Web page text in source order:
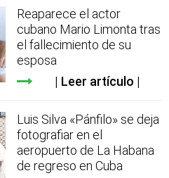
Reaparece el actor
cubano Mario Limonta tras
el fallecimiento de su
esposa
Leer artículo
Luis Silva «Pánfilo» se deja
fotografiar en el
aeropuerto de La Habana
de regreso en Cuba